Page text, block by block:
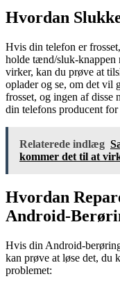
Hvordan
Hvis din telefon er
holde tænd/sluk-knappen
virker, kan du prøve at
oplader og se, om det vil
frosset, og ingen af ​​disse
din telefons producent
Relaterede indlæg
kommer det til at
Hvordan
Android-
Hvis din Android-
kan prøve at løse det, du
problemet: